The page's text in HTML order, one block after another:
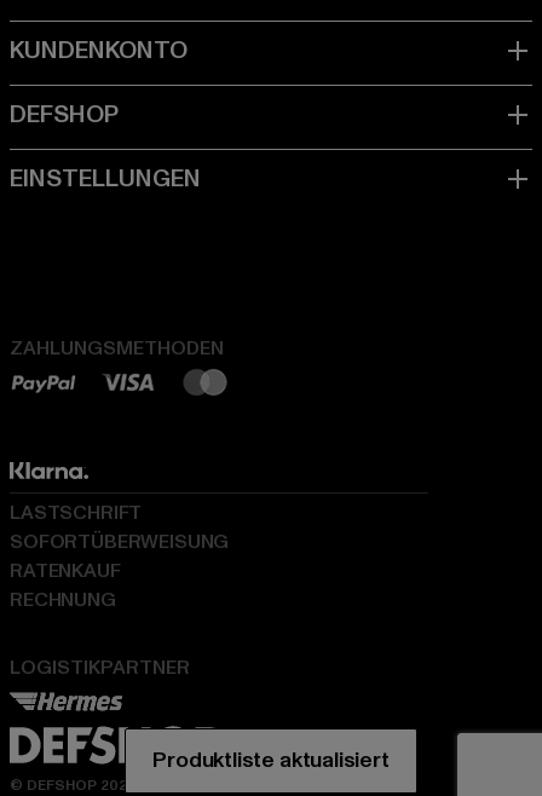
ZAHLUNGSMETHODEN
LOGISTIKPARTNER
LASTSCHRIFT
SOFORTÜBERWEISUNG
RATENKAUF
RECHNUNG
© DEFSHOP 2026. Alle Rechte vorbehalten